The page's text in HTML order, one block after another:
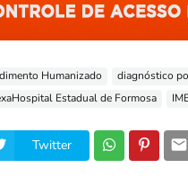
Humanizado
diagnóstico
Estadual de Formosa
Twitter